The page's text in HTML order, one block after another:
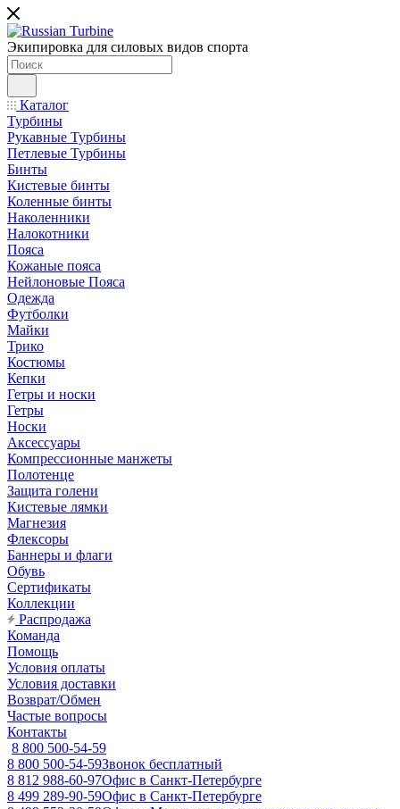
Экипировка для силовых видов спорта
Каталог
Турбины
Рукавные Турбины
Петлевые Турбины
Бинты
Кистевые бинты
Коленные бинты
Наколенники
Налокотники
Пояса
Кожаные пояса
Нейлоновые Пояса
Одежда
Футболки
Майки
Трико
Костюмы
Кепки
Гетры и носки
Гетры
Носки
Аксессуары
Компрессионные манжеты
Полотенце
Защита голени
Кистевые лямки
Магнезия
Флексоры
Баннеры и флаги
Обувь
Сертификаты
Коллекции
Распродажа
Команда
Помощь
Условия оплаты
Условия доставки
Возврат/Обмен
Частые вопросы
Контакты
8 800 500-54-59
8 800 500-54-59Звонок бесплатный
8 812 988-60-97Офис в Санкт-Петербурге
8 499 289-90-59Офис в Санкт-Петербурге